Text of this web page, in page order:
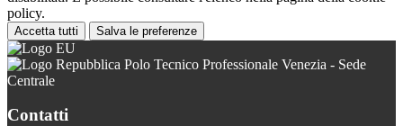
policy.
Accetta tutti Salva le preferenze
Polo Tecnico Professionale Venezia - Sede
Centrale
Contatti